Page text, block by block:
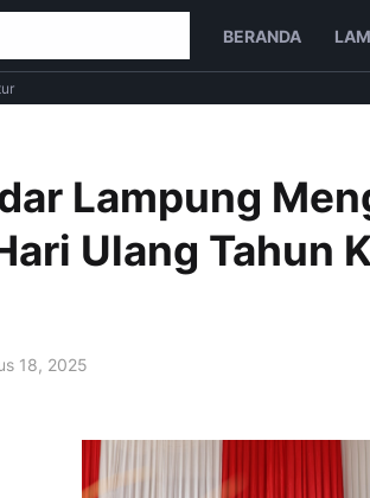
BERANDA
Lampung
Ulang Tahun
18, 2025